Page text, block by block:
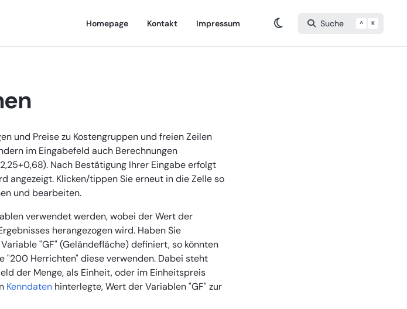
Homepage Kontakt Impressum Suche ^ K
und Preise zu Kostengruppen und freien Zeilen
im Eingabefeld auch Berechnungen
Nach Bestätigung Ihrer Eingabe erfolgt
angezeigt. Klicken/tippen Sie erneut in die Zelle so
und bearbeiten.
verwendet werden, wobei der Wert der
herangezogen wird. Haben Sie
"GF" (Geländefläche) definiert, so könnten
"200 Herrichten" diese verwenden. Dabei steht
der Menge, als Einheit, oder im Einheitspreis
Kenndaten hinterlegte, Wert der Variablen "GF" zur